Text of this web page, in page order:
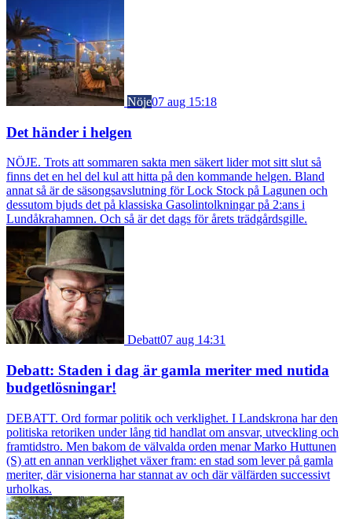
Nöje07 aug 15:18
Det händer i helgen
NÖJE. Trots att sommaren sakta men säkert lider mot sitt slut så
finns det en hel del kul att hitta på den kommande helgen. Bland
annat så är de säsongsavslutning för Lock Stock på Lagunen och
dessutom bjuds det på klassiska Gasolintolkningar på 2:ans i
Lundåkrahamnen. Och så är det dags för årets trädgårdsgille.
Debatt07 aug 14:31
Debatt: Staden i dag är gamla meriter med nutida
budgetlösningar!
DEBATT. Ord formar politik och verklighet. I Landskrona har den
politiska retoriken under lång tid handlat om ansvar, utveckling och
framtidstro. Men bakom de välvalda orden menar Marko Huttunen
(S) att en annan verklighet växer fram: en stad som lever på gamla
meriter, där visionerna har stannat av och där välfärden successivt
urholkas.